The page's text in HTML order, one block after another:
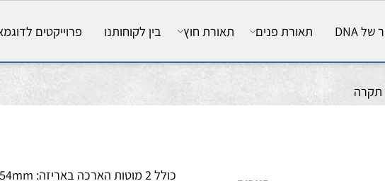
תאורת פנים תאורת חוץ בין לקוחותנו פרוייקטים לדוגמא